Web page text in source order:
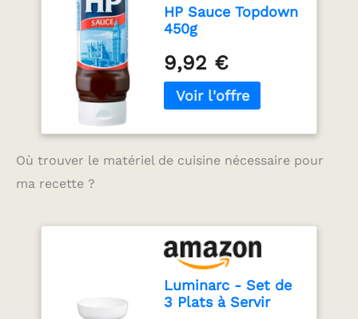
mélasse, sucre, sel,
anchois, extrait de
tamarin, oignons, ail,
épices, arômes.
HP Sauce Topdown
450g
9,92 €
Où trouver le matériel de cuisine nécessaire pour
ma recette ?
Luminarc - Set de
3 Plats à Servir